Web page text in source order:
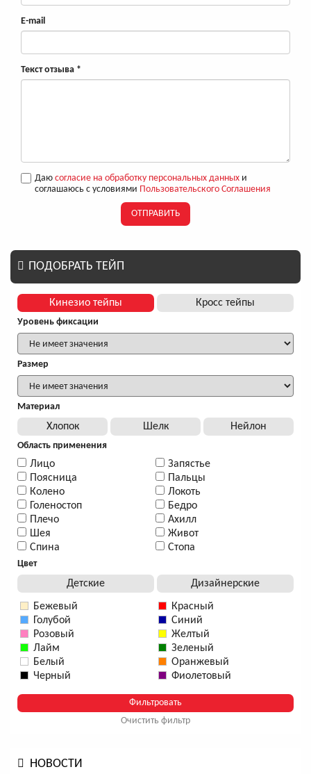
E-mail
Текст отзыва *
Даю согласие на обработку персональных данных и
соглашаюсь с условиями Пользовательского Соглашения
ОТПРАВИТЬ
ПОДОБРАТЬ ТЕЙП
Кинезио тейпы Кросс тейпы
Уровень фиксации
Размер
Материал
Хлопок Шелк Нейлон
Область применения
Лицо
Поясница
Колено
Голеностоп
Плечо
Шея
Спина
Запястье
Пальцы
Локоть
Бедро
Ахилл
Живот
Стопа
Цвет
Детские Дизайнерские
Бежевый
Голубой
Розовый
Лайм
Белый
Черный
Красный
Синий
Желтый
Зеленый
Оранжевый
Фиолетовый
Очистить фильтр
НОВОСТИ